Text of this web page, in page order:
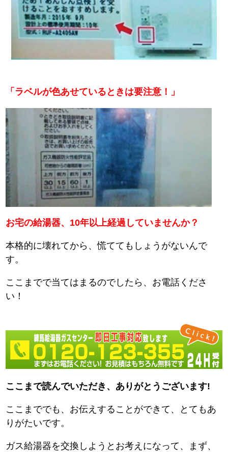
「ラベルが色あせているときは要注意！」
お宅の給湯器、10年以上経過していませんか？
本格的に壊れてから、慌ててもしょうがないんで
す。
ここまでで当てはまるのでしたら、お電話くださ
い！
ここまで読んでいただき、ありがとうございます!
ここまででも、お伝えすることができて、とてもあ
りがたいです。
ガス給湯器を交換しようとお考えになって、まず、